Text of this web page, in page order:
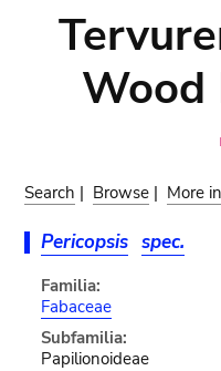
Wood
Search | Browse | More
Pericopsis spec.
Familia:
Fabaceae
Subfamilia:
Papilionoideae